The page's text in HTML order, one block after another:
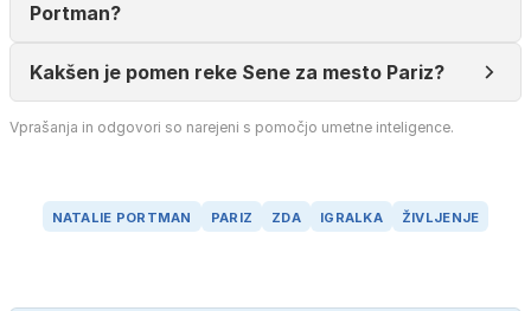
Portman?
Kakšen je pomen reke Sene za mesto Pariz?
Vprašanja in odgovori so narejeni s pomočjo umetne inteligence.
NATALIE PORTMAN PARIZ ZDA IGRALKA ŽIVLJENJE